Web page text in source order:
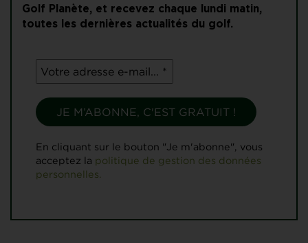
Golf Planète, et recevez chaque lundi matin,
toutes les dernières actualités du golf.
En cliquant sur le bouton "Je m'abonne", vous
acceptez la politique de gestion des données
personnelles.